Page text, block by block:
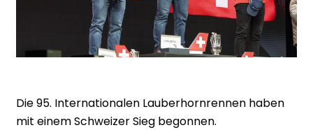
Die 95. Internationalen Lauberhornrennen haben
mit einem Schweizer Sieg begonnen.